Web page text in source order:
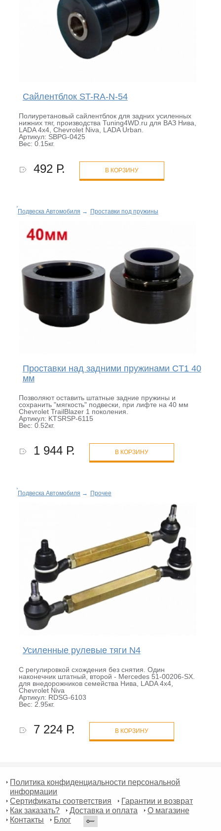
Сайлентблок ST-RA-N-54
Полиуретановый сайлентблок для задних усиленных
нижних тяг, производства Tuning4WD.ru для ВАЗ Нива,
LADA 4x4, Chevrolet Niva, LADA Urban.
Артикул: SBPG-0425
Вес: 0.15кг.
492 Р. В КОРЗИНУ
Подвеска Автомобиля → Проставки под пружины
Проставки над задними пружинами CT1 40
мм
Позволяют оставить штатные задние пружины и
сохранить "мягкость" подвески, при лифте на 40 мм
Chevrolet TrailBlazer 1 поколения.
Артикул: KTSRSP-6115
Вес: 0.52кг.
1 944 Р. В КОРЗИНУ
Подвеска Автомобиля → Прочее
Усиленные рулевые тяги N4
С регулировкой схождения без снятия. Один
наконечник штатный, второй - Mercedes 51-00206-SX.
для внедорожников семейства Нива, LADA 4x4,
Chevrolet Niva
Артикул: RDSG-6103
Вес: 2.95кг.
7 224 Р. В КОРЗИНУ
Политика конфиденциальности персональной
информации
Сертификаты соответствия
Гарантии и возврат
Как заказать?
Доставка и оплата
О магазине
Контакты
Блог